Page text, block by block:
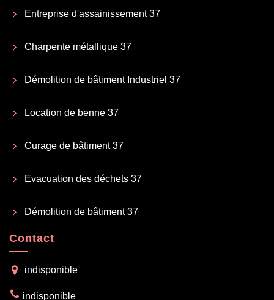
Entreprise d'assainissement 37
Charpente métallique 37
Démolition de bâtiment Industriel 37
Location de benne 37
Curage de bâtiment 37
Evacuation des déchets 37
Démolition de bâtiment 37
Contact
indisponible
indisponible